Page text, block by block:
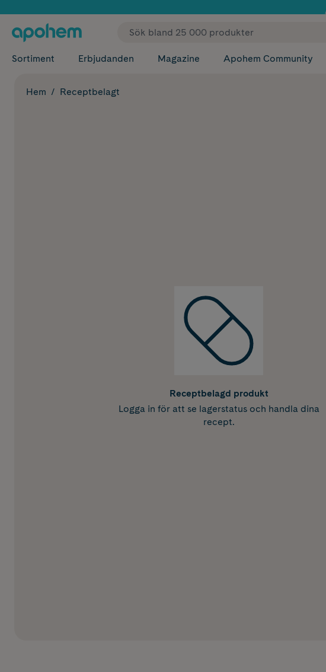
✓ Fri frakt
Sortiment Erbjudanden Magazine Apohem Community
Hem Receptbelagt
Receptbelagd produkt
Logga in för att se lagerstatus och handla dina
recept.